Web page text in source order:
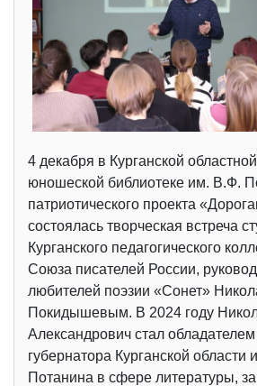
4 декабря в Курганской
юношеской библиотеке им. В.Ф.
патриотического проекта
состоялась творческая встреча
Курганского педагогического
Союза писателей России,
любителей поэзии «Сонет»
Покидышевым. В 2024 году
Александрович стал обладателем
губернатора Курганской области
Потанина в сфере литературы,